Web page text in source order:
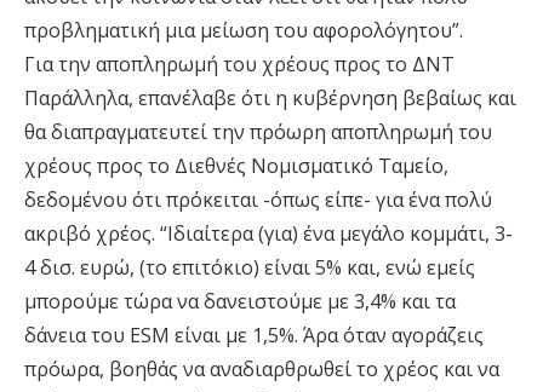
προβληματική μια μείωση του αφορολόγητου”.
Για την αποπληρωμή του χρέους προς το ΔΝΤ
Παράλληλα, επανέλαβε ότι η κυβέρνηση βεβαίως και
θα διαπραγματευτεί την πρόωρη αποπληρωμή του
χρέους προς το Διεθνές Νομισματικό Ταμείο,
δεδομένου ότι πρόκειται -όπως είπε- για ένα πολύ
ακριβό χρέος. “Ιδιαίτερα (για) ένα μεγάλο κομμάτι, 3-
4 δισ. ευρώ, (το επιτόκιο) είναι 5% και, ενώ εμείς
μπορούμε τώρα να δανειστούμε με 3,4% και τα
δάνεια του ΕSM είναι με 1,5%. Άρα όταν αγοράζεις
πρόωρα, βοηθάς να αναδιαρθρωθεί το χρέος και να